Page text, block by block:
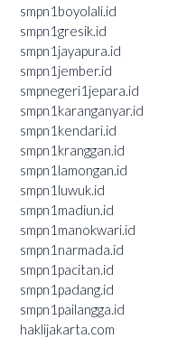
smpn1boyolali.id
smpn1gresik.id
smpn1jayapura.id
smpn1jember.id
smpnegeri1jepara.id
smpn1karanganyar.id
smpn1kendari.id
smpn1kranggan.id
smpn1lamongan.id
smpn1luwuk.id
smpn1madiun.id
smpn1manokwari.id
smpn1narmada.id
smpn1pacitan.id
smpn1padang.id
smpn1pailangga.id
haklijakarta.com